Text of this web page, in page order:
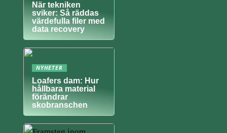
När tekniken
sviker: Så räddas
värdefulla filer med
data recovery
NYHETER
Loafers dam: Hur
hållbara material
förändrar
skobranschen